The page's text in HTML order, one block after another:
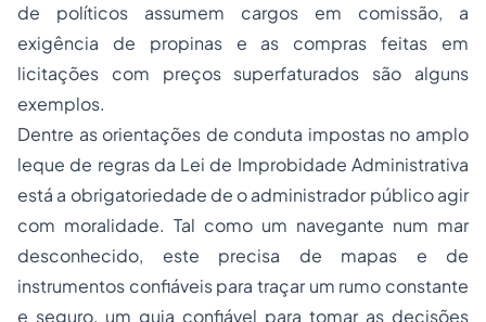
de políticos assumem cargos em comissão, a
exigência de propinas e as compras feitas em
licitações com preços superfaturados são alguns
exemplos.
Dentre as orientações de conduta impostas no amplo
leque de regras da Lei de Improbidade Administrativa
está a obrigatoriedade de o administrador público agir
com moralidade. Tal como um navegante num mar
desconhecido, este precisa de mapas e de
instrumentos confiáveis para traçar um rumo constante
e seguro, um guia confiável para tomar as decisões